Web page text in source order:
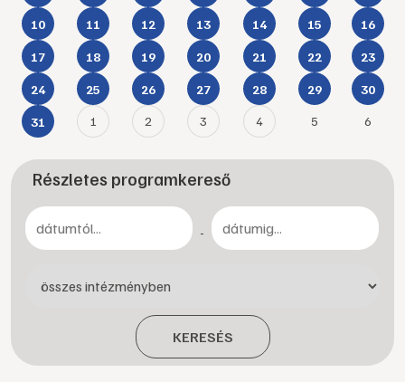
10 11 12 13 14 15 16
17 18 19 20 21 22 23
24 25 26 27 28 29 30
31 1 2 3 4 5 6
Részletes programkereső
-
KERESÉS